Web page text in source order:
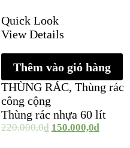
Quick Look
View Details
Thêm vào giỏ hàng
THÙNG RÁC, Thùng rác
công cộng
Thùng rác nhựa 60 lít
220.000,0₫ 150.000,0₫